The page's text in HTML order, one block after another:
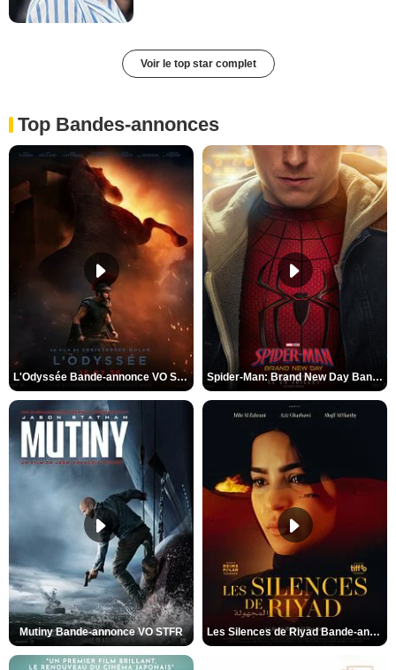
Voir le top star complet
Top Bandes-annonces
L'Odyssée Bande-annonce VO STFR Spider-Man: Brand New Day Bande-annonce VO STFR
Mutiny Bande-annonce VO STFR Les Silences de Riyad Bande-annonce VO STFR